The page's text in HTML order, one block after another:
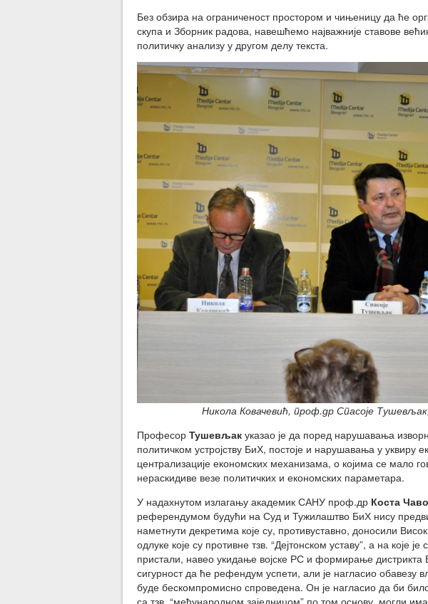
Без обзира на ограниченост простором и чињеницу да ће
скупа и Зборник радова, навешћемо најважније ставове
политичку анализу у другом делу текста.
Никола Ковачевић, проф.др Спасоје
Професор Тушевљак указао је да поред нарушавања
политичком устројству БиХ, постоје и нарушавања у уквиру
централизације економских механизама, о којима се мало
нераскидиве везе политичких и економских параметара.
У надахнутом излагању академик САНУ проф.др Коста
референдумом будући на Суд и Тужилаштво БиХ нису
наметнути декретима које су, противуставно, доносили
одлуке које су противне тзв. “Дејтонском уставу”, а на које
пристали, навео укидање војске РС и формирање
сигурност да ће рефендум успети, али је нагласио обавезу
буде бескомпромисно спроведена. Он је нагласио да би
са тзв. “међународном заједницом” по том основу, могли